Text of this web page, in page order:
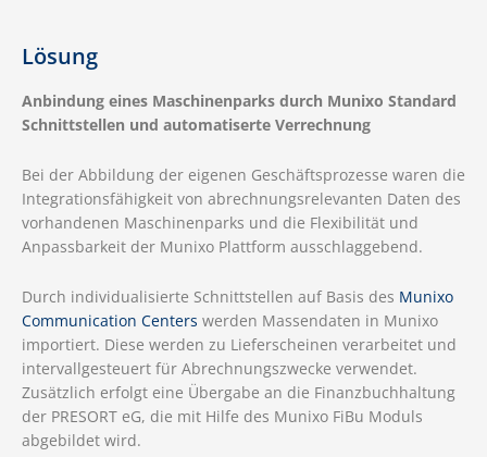
Lösung
Anbindung eines Maschinenparks durch Munixo Standard
Schnittstellen und automatiserte Verrechnung
Bei der Abbildung der eigenen Geschäftsprozesse waren die
Integrationsfähigkeit von abrechnungsrelevanten Daten des
vorhandenen Maschinenparks und die Flexibilität und
Anpassbarkeit der Munixo Plattform ausschlaggebend.
Durch individualisierte Schnittstellen auf Basis des Munixo
Communication Centers werden Massendaten in Munixo
importiert. Diese werden zu Lieferscheinen verarbeitet und
intervallgesteuert für Abrechnungszwecke verwendet.
Zusätzlich erfolgt eine Übergabe an die Finanzbuchhaltung
der PRESORT eG, die mit Hilfe des Munixo FiBu Moduls
abgebildet wird.